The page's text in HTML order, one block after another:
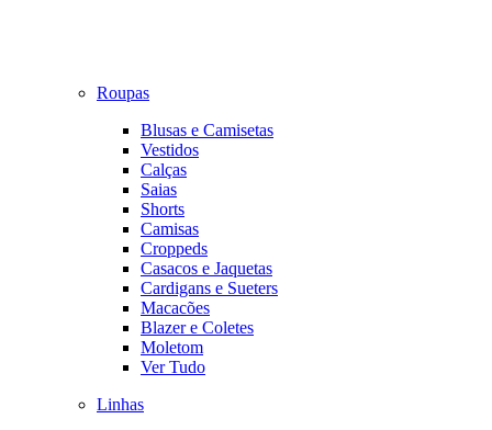
Roupas
Blusas e Camisetas
Vestidos
Calças
Saias
Shorts
Camisas
Croppeds
Casacos e Jaquetas
Cardigans e Sueters
Macacões
Blazer e Coletes
Moletom
Ver Tudo
Linhas